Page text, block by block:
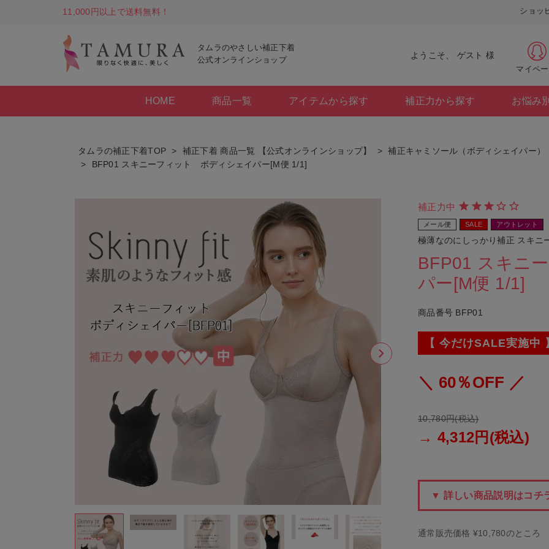
11,000円以上で送料無料！
タムラのやさしい補正下着
公式オンラインショップ
ようこそ、 ゲスト 様
マイペ
ショッ
HOME 商品一覧 アイテムから探す 補正力から探す お悩み
タムラの補正下着TOP 補正下着 商品一覧 【公式オンラインショップ】
補正キャミソール（ボディシェイパー）
BFP01 スキニーフィット ボディシェイパー[M便 1/1]
補正力中
メール便 SALE アウトレット
極薄なのにしっかり補正 スキニ
BFP01 スキニ
パー[M便 1/1]
商品番号 BFP01
【 今だけSALE実施中
＼ 60％OFF ／
10,780円(税込)
→ 4,312円(税込)
▼ 詳しい商品説明はコチ
通常販売価格 ¥10,780のところ